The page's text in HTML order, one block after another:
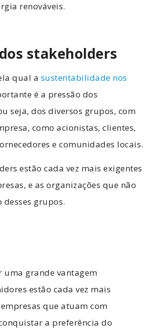
renováveis.
stakeholders
qual a sustentabilidade nos
é a pressão dos
seja, dos diversos grupos, com
como acionistas, clientes,
e comunidades locais.
estão cada vez mais exigentes
e as organizações que não
grupos.
uma grande vantagem
estão cada vez mais
que atuam com
a preferência do